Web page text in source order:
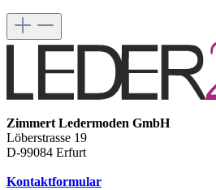
Zimmert Ledermoden GmbH
Löberstrasse 19
D-99084 Erfurt
Kontaktformular